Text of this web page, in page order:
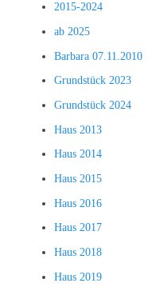
2015-2024
ab 2025
Barbara 07.11.2010
Grundstück 2023
Grundstück 2024
Haus 2013
Haus 2014
Haus 2015
Haus 2016
Haus 2017
Haus 2018
Haus 2019